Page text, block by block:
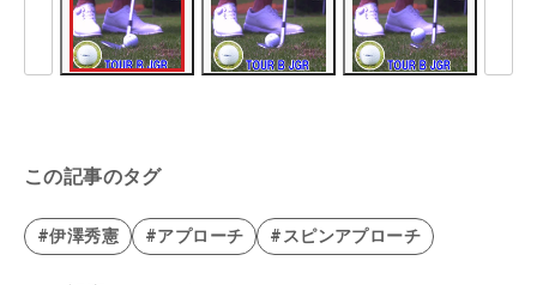
この記事のタグ
#伊澤秀憲 #アプローチ #スピンアプローチ